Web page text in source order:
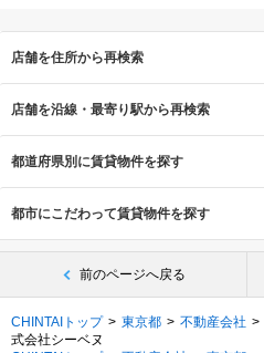
店舗を住所から再検索
店舗を沿線・最寄り駅から再検索
都道府県別に賃貸物件を探す
都市にこだわって賃貸物件を探す
前のページへ戻る
CHINTAIトップ 東京都 不動産会社
式会社シーベヌ